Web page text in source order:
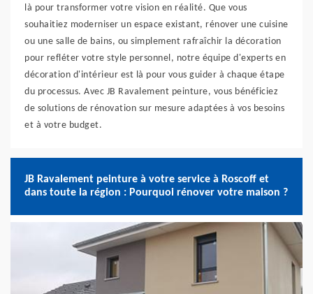
là pour transformer votre vision en réalité. Que vous
souhaitiez moderniser un espace existant, rénover une cuisine
ou une salle de bains, ou simplement rafraîchir la décoration
pour refléter votre style personnel, notre équipe d'experts en
décoration d'intérieur est là pour vous guider à chaque étape
du processus. Avec JB Ravalement peinture, vous bénéficiez
de solutions de rénovation sur mesure adaptées à vos besoins
et à votre budget.
JB Ravalement peinture à votre service à Roscoff et
dans toute la région : Pourquoi rénover votre maison ?